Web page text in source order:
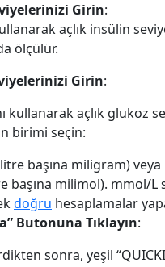
Girin:
açlık insülin
ölçülür.
Girin:
kullanarak açlık glukoz
birimi seçin:
başına miligram) veya
başına milimol). mmol/L
doğru hesaplamalar
Butonuna Tıklayın:
sonra, yeşil